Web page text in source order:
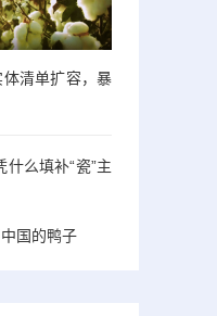
清单扩容，暴
么填补“瓷”主
国的鸭子